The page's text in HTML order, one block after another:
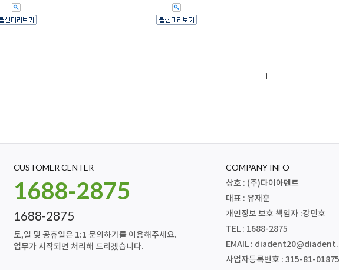
1
CUSTOMER CENTER
1688-2875
1688-2875
토,일 및 공휴일은 1:1 문의하기를 이용해주세요.
업무가 시작되면 처리해 드리겠습니다.
COMPANY INFO
상호 : (주)다이아덴트
대표 : 유재훈
개인정보 보호 책임자 :강민호
TEL : 1688-2875
EMAIL :
사업자등록번호 : 315-81-01875